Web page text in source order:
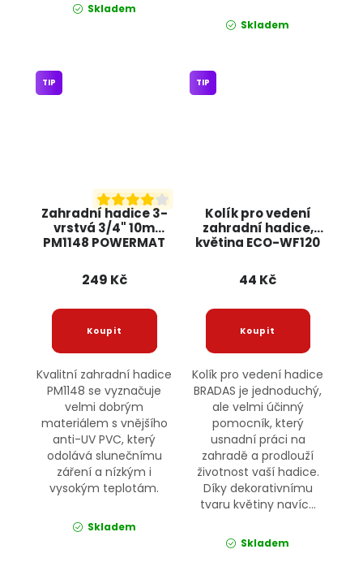
Skladem
Skladem
Zahradní hadice 3-
vrstvá 3/4" 10m
PM1148 POWERMAT
TIP
249 Kč
Kvalitní zahradní hadice
PM1148 se vyznačuje
velmi dobrým
materiálem s vnějšího
anti-UV PVC, který
odolává slunečnímu
záření a nízkým i
vysokým teplotám.
Skladem
Kolík pro vedení
zahradní hadice,
květina ECO-WF120
TIP
44 Kč
Kolík pro vedení hadice
BRADAS je jednoduchý,
ale velmi účinný
pomocník, který
usnadní práci na
zahradě a prodlouží
životnost vaší hadice.
Díky dekorativnímu
tvaru květiny navíc...
Skladem